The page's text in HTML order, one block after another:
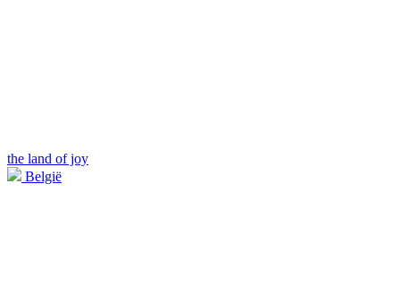
the land of joy
België